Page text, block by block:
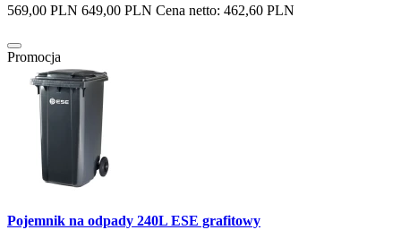
569,00 PLN 649,00 PLN Cena netto: 462,60 PLN
Promocja
Pojemnik na odpady 240L ESE grafitowy